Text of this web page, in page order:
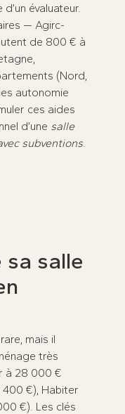
évaluateur.
— Agirc-
de 800 € à
(Nord,
autonomie
ces aides
d’une salle
subventions.
salle
mais il
très
à 28 000 €
400 €), Habiter
€). Les clés